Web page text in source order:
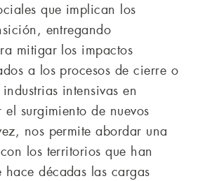
que implican los
entregando
mitigar los impactos
a los procesos de cierre o
intensivas en
surgimiento de nuevos
nos permite abordar una
los territorios que han
hace décadas las cargas